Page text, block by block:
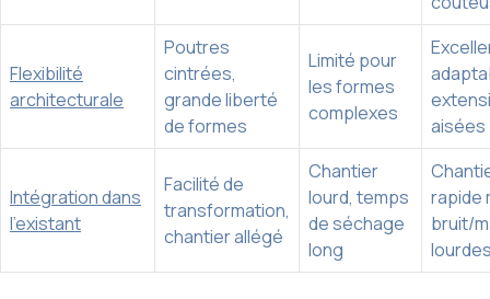
Flexibilité
architecturale
Poutres
cintrées,
grande liberté
de formes
Limité pour
les formes
complexes
aisées
Intégration dans
l’existant
Facilité de
transformation,
chantier allégé
Chantier
lourd, temps
de séchage
long
rapide
bruit/